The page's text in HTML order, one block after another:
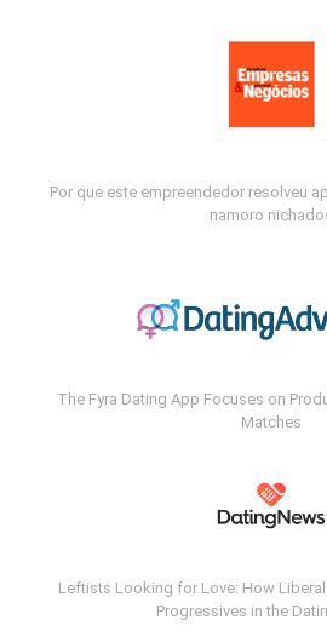
Por que este empreendedor resolveu
namoro
The Fyra Dating App Focuses on
Matches
Leftists Looking for Love: How
Progressives in the